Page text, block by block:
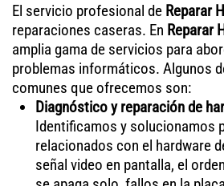
El servicio profesional de Reparar
reparaciones caseras. En Reparar
amplia gama de servicios para
problemas informáticos. Algunos
comunes que ofrecemos son:
Diagnóstico y reparación de
Identificamos y solucionamos
relacionados con el hardware
señal video en pantalla, el